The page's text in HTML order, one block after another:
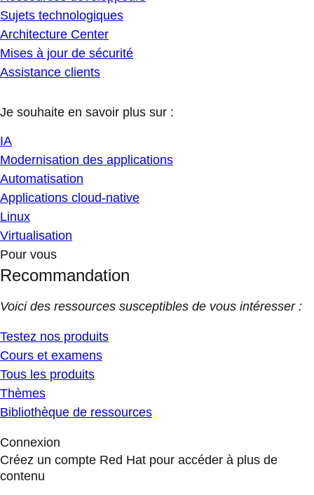
Sujets technologiques
Architecture Center
Mises à jour de sécurité
Assistance clients
Je souhaite en savoir plus sur :
IA
Modernisation des applications
Automatisation
Applications cloud-native
Linux
Virtualisation
Pour vous
Recommandation
Voici des ressources susceptibles de vous intéresser :
Testez nos produits
Cours et examens
Tous les produits
Thèmes
Bibliothèque de ressources
Connexion
Créez un compte Red Hat pour accéder à plus de
contenu